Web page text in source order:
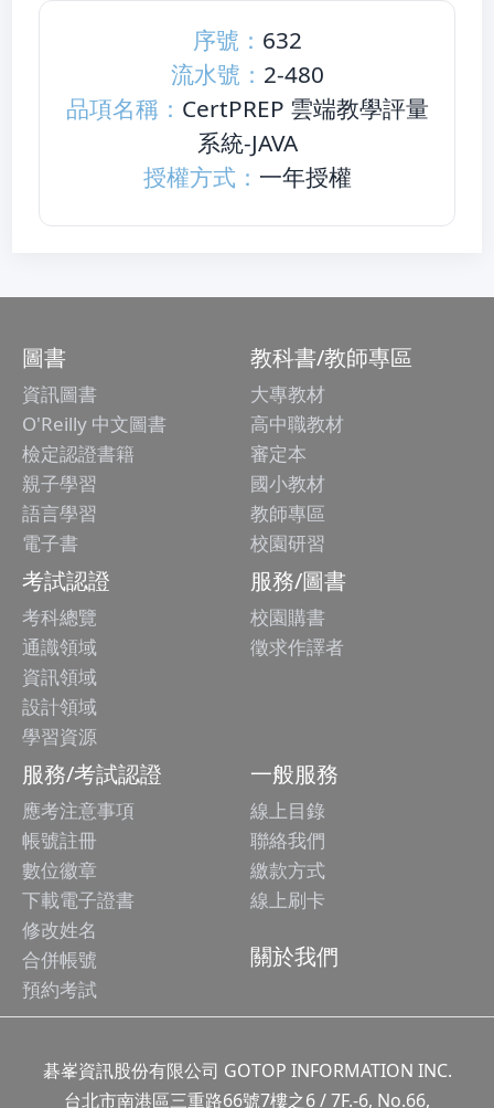
序號： 632
流水號： 2-480
品項名稱： CertPREP 雲端教學評量
系統-JAVA
授權方式： 一年授權
圖書
資訊圖書
O'Reilly 中文圖書
檢定認證書籍
親子學習
語言學習
電子書
教科書/教師專區
大專教材
高中職教材
審定本
國小教材
教師專區
校園研習
考試認證
考科總覽
通識領域
資訊領域
設計領域
學習資源
服務/圖書
校園購書
徵求作譯者
服務/考試認證
應考注意事項
帳號註冊
數位徽章
下載電子證書
修改姓名
合併帳號
預約考試
一般服務
線上目錄
聯絡我們
繳款方式
線上刷卡
關於我們
碁峯資訊股份有限公司 GOTOP INFORMATION INC.
台北市南港區三重路66號7樓之6 / 7F.-6, No.66,